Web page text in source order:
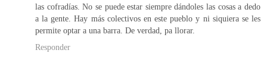
las cofradías. No se puede estar siempre dándoles las cosas a dedo
a la gente. Hay más colectivos en este pueblo y ni siquiera se les
permite optar a una barra. De verdad, pa llorar.
Responder